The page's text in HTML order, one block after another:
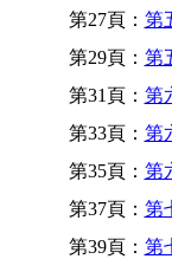
第27頁： 第
第29頁： 第
第31頁： 第
第33頁： 第
第35頁： 第
第37頁： 第
第39頁： 第